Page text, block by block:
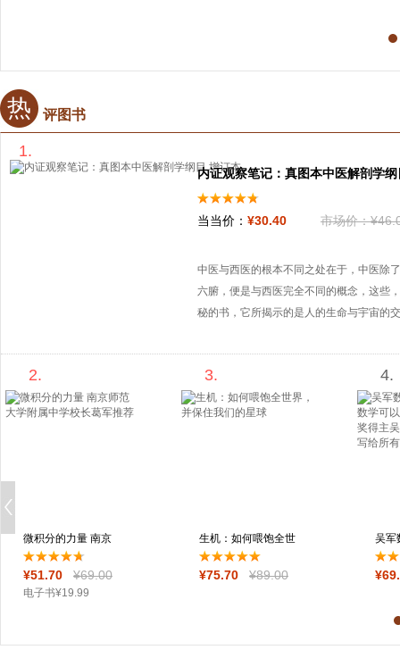
热 评图书
1.
内证观察笔记：真图本中医解剖学
当当价： ¥30.40 市场价：¥46
中医与西医的根本不同之处在于，中医除
六腑，便是与西医完全不同的概念，这些
秘的书，它所揭示的是人的生命与宇宙的
又有内在实证，必然会对专门的医家，道
2.
微积分的力量 南京
师范大学附属中
¥51.70 ¥69.00
电子书¥19.99
3.
生机：如何喂饱全世
界，并保住我们
¥75.70 ¥89.00
4.
吴军
义
¥69